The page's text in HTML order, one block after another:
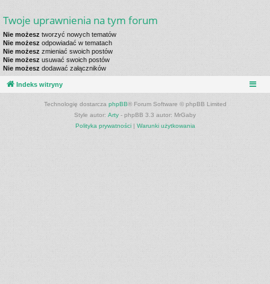
Twoje uprawnienia na tym forum
Nie możesz tworzyć nowych tematów
Nie możesz odpowiadać w tematach
Nie możesz zmieniać swoich postów
Nie możesz usuwać swoich postów
Nie możesz dodawać załączników
Indeks witryny
Technologię dostarcza phpBB® Forum Software © phpBB Limited
Style autor: Arty - phpBB 3.3 autor: MrGaby
Polityka prywatności| Warunki użytkowania